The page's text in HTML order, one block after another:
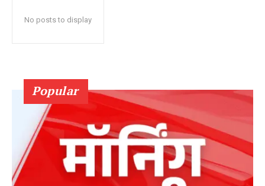
No posts to display
Popular